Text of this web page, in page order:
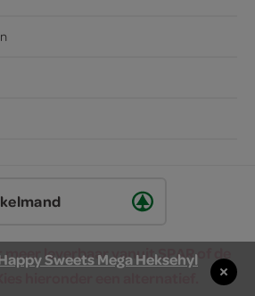
leverbaar vanuit SPAR of de
hieronder een alternatief.
Sweets Mega Heksehyl